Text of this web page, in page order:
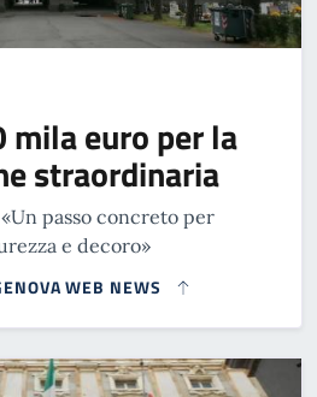
euro per la
straordinaria
passo concreto per
e decoro»
WEB NEWS